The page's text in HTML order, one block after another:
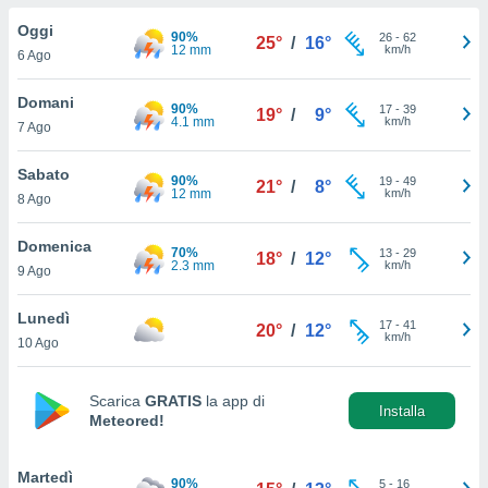
al sito
nostri
ci
di
un
la
di esso.
nella
Oggi
6 Ago
90%
12 mm
25° / 16° 26- 62
km/h
Domani
7 Ago
90%
4.1 mm
19° / 9° 17- 39
km/h
Sabato
8 Ago
90%
12 mm
21° / 8° 19- 49
km/h
Domenica
9 Ago
70%
2.3 mm
18° / 12° 13- 29
km/h
Lunedì
10 Ago
20° / 12° 17- 41
km/h
Scarica GRATIS la app di
Meteored!
Installa
Martedì
90%
5- 16